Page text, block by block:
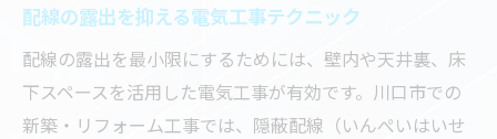
配線の露出を抑える電気工事テクニック
配線の露出を最小限にするためには、壁内や天井裏、床
下スペースを活用した電気工事が有効です。川口市での
新築・リフォーム工事では、隠蔽配線（いんぺいはいせ